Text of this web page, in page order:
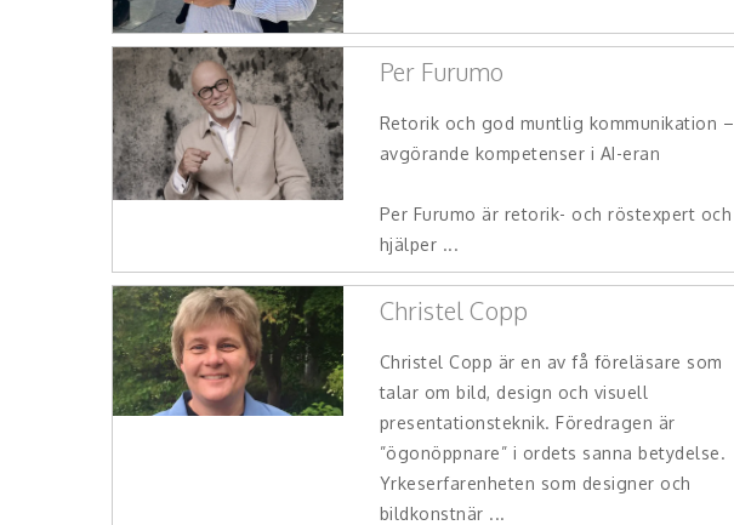
Per Furumo
Retorik och god muntlig kommunikation –
avgörande kompetenser i AI-eran
Per Furumo är retorik- och röstexpert och
hjälper ...
Christel Copp
Christel Copp är en av få föreläsare som
talar om bild, design och visuell
presentationsteknik. Föredragen är
”ögonöppnare” i ordets sanna betydelse.
Yrkeserfarenheten som designer och
bildkonstnär ...